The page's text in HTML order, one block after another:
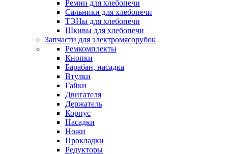
Ремни для хлебопечи
Сальники для хлебопечи
ТЭНы для хлебопечи
Шкивы для хлебопечи
Запчасти для электромясорубок
Ремкомплекты
Кнопки
Барабан, насадка
Втулки
Гайки
Двигателя
Держатель
Корпус
Насадки
Ножи
Прокладки
Редукторы